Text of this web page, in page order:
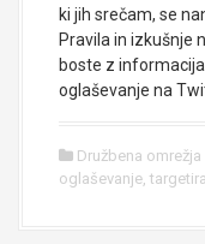
ki jih srečam, se
Pravila in izkušnje
boste z
oglaševanje na
Družbena omrežja
oglaševanje